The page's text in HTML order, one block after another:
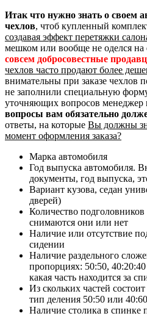
Итак что нужно знать о своем
чехлов, чтоб купленный
создавая эффект перетяжки
мешком или вообще не оделся на
совсем добросовестные
чехлов часто продают более
внимательны при заказе чехлов
не заполнили специальную форму
уточняющих вопросов менеджер
вопросы вам обязательно
ответы, на которые Вы должны
момент оформления заказа?
Марка автомобиля
Год выпуска автомобиля.
документы, год выпуска,
Вариант кузова, седан
дверей)
Количество
снимаются они или нет
Наличие или отсутствие
сидении
Наличие раздельного
пропорциях: 50:50,
какая часть находится за
Из скольких частей
тип деления 50:50 или 40:60
Наличие столика в спинке